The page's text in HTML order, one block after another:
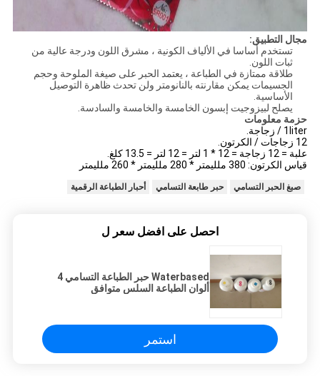
مجال التطبيق:
تستخدم أساسا في الألياف الكونية ، مشرق اللون ودرجة عالية من
ثبات اللون.
طلاقة ممتازة في الطباعة ، يعتمد الحبر على صيغة الملوحة وحجم
الجسيمات يمكن مقارنته بالنانومتر ولن تحدث ظاهرة التوصيل
الأساسية.
يصلح لبيزوجيت إبسون الخامسة والخامسة والسادسة.
حزمة معلومات
1liter / زجاجة.
12 زجاجات / الكرتون.
علبة = 12 زجاجة = 12 * 1 لتر = 12 لتر = 13.5 كلغ.
قياس الكرتون: 380 ملليمتر * 280 ملليمتر * 260 ملليمتر
صبغ الحبر التسامي حبر طابعة التسامي أحبار الطباعة الرقمية
احصل على افضل سعر ل
Waterbased حبر الطباعة التسامي 4
ألوان الطباعة السلس متوافق
استمر